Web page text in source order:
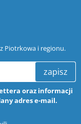
Piotrkowa i regionu.
zapisz
oraz informacji
adres e-mail.